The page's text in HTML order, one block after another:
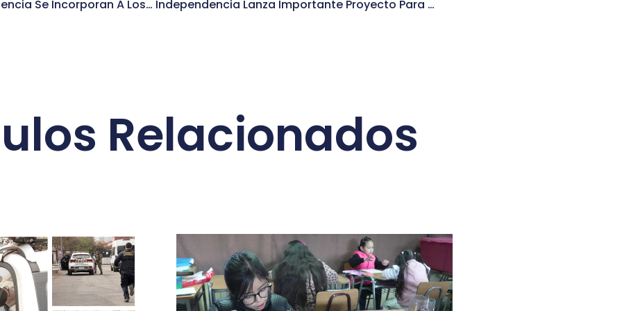
Bomberos De Independencia Se Incorporan A Los Grupos Que Ya Han Recibido La Vacuna En La Comuna Independencia Lanza Importante Proyecto Para Avanzar A Una Economía Circular
Relacionados